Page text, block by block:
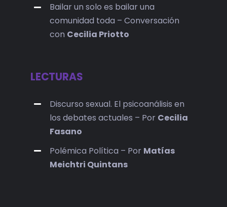
Bailar un solo es bailar una
comunidad toda – Conversación
con Cecilia Priotto
LECTURAS
Discurso sexual. El psicoanálisis en
los debates actuales – Por Cecilia
Fasano
Polémica Política – Por Matías
Meichtri Quintans